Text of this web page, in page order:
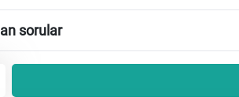
sorular